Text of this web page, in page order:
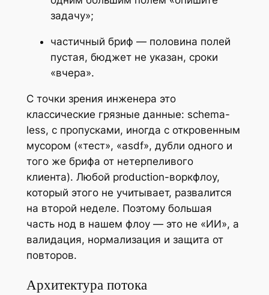
задачу»;
частичный бриф — половина полей
пустая, бюджет не указан, сроки
«вчера».
С точки зрения инженера это
классические грязные данные: schema-
less, с пропусками, иногда с откровенным
мусором («тест», «asdf», дубли одного и
того же брифа от нетерпеливого
клиента). Любой production-воркфлоу,
который этого не учитывает, развалится
на второй неделе. Поэтому большая
часть нод в нашем флоу — это не «ИИ», а
валидация, нормализация и защита от
повторов.
Архитектура потока